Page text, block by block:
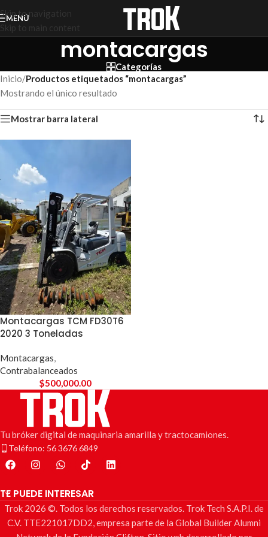
Skip to navigation
Skip to main content
MENÚ
montacargas
Categorías
Inicio/Productos etiquetados “montacargas”
Mostrando el único resultado
Mostrar barra lateral
Montacargas TCM FD30T6
2020 3 Toneladas
Montacargas,
Contrabalanceados
$500,000.00
Tu bróker digital de maquinaria amarilla y tractocamiones.
Teléfono: 56 3676 6849
TE PUEDE INTERESAR
Trok 2026 ©. Todos los derechos reservados. Trok Tech S.A.P.I. de
C.V. TTE221017DD2, empresa parte de la Global Builder Alumni